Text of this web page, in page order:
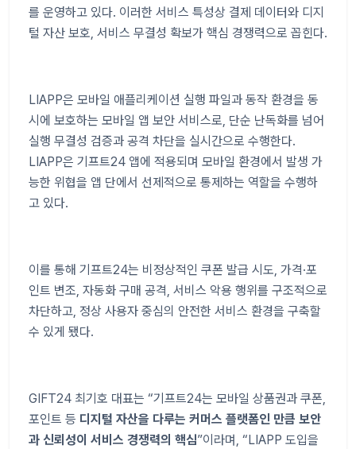
를 운영하고 있다. 이러한 서비스 특성상 결제 데이터와 디지
털 자산 보호, 서비스 무결성 확보가 핵심 경쟁력으로 꼽힌다.
LIAPP은 모바일 애플리케이션 실행 파일과 동작 환경을 동
시에 보호하는 모바일 앱 보안 서비스로, 단순 난독화를 넘어
실행 무결성 검증과 공격 차단을 실시간으로 수행한다.
LIAPP은 기프트24 앱에 적용되며 모바일 환경에서 발생 가
능한 위협을 앱 단에서 선제적으로 통제하는 역할을 수행하
고 있다.
이를 통해 기프트24는 비정상적인 쿠폰 발급 시도, 가격·포
인트 변조, 자동화 구매 공격, 서비스 악용 행위를 구조적으로
차단하고, 정상 사용자 중심의 안전한 서비스 환경을 구축할
수 있게 됐다.
GIFT24 최기호 대표는 “기프트24는 모바일 상품권과 쿠폰,
포인트 등 디지털 자산을 다루는 커머스 플랫폼인 만큼 보안
과 신뢰성이 서비스 경쟁력의 핵심”이라며 , “LIAPP 도입을